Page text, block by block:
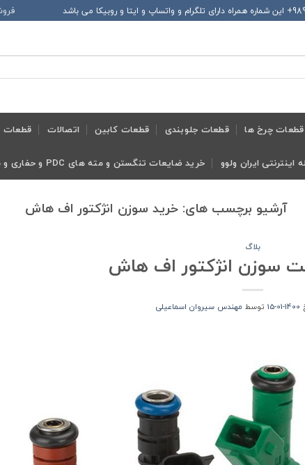
قطعات چرخ ها قطعات جلوبندی قطعات کابین اتصالات قطعات
اینترنتی ایران ولوو خرید ضایعات تنگستن و مته های PDC و حفاری و معدنی و ابزار تراش
آرشیو برچسب های: خرید سوزن انژکتور اف هاش
بلاگ
سوزن انژکتور اف هاش
1400-01-15 توسط مهندس سیروان اسماعیلی